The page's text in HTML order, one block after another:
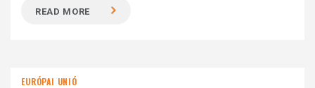
READ MORE
EURÓPAI UNIÓ